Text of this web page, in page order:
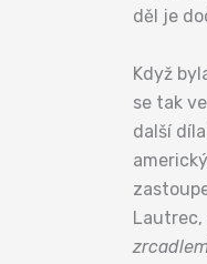
děl je
Když
se tak
další
Lautrec,